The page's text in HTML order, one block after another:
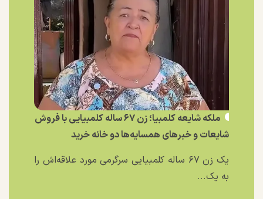
ملکه شایعه کلمبیا؛ زن ۶۷ ساله کلمبیایی با فروش
شایعات و خبر‌های همسایه‌ها دو خانه خرید
یک زن ۶۷ ساله کلمبیایی سرگرمی مورد علاقه‌اش را
به یک...